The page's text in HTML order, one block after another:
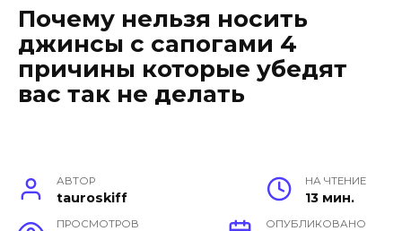
Почему нельзя носить
джинсы с сапогами 4
причины которые убедят
вас так не делать
АВТОР
tauroskiff
НА ЧТЕНИЕ
13 мин.
ПРОСМОТРОВ ОПУБЛИКОВАНО